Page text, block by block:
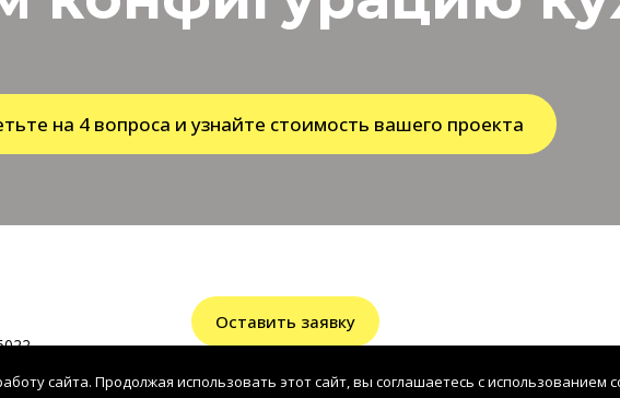
на 4 вопроса и узнайте стоимость вашего проекта
Оставить заявку
сайта. Продолжая использовать этот сайт, вы соглашаетесь с использованием